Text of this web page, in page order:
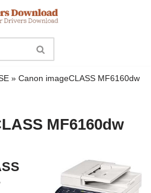
» Canon imageCLASS MF6160dw
MF6160dw